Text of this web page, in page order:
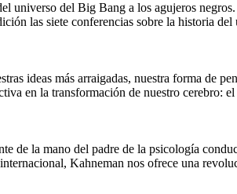
universo del Big Bang a los agujeros
las siete conferencias sobre la historia
ideas más arraigadas, nuestra forma de
en la transformación de nuestro cerebro:
de la mano del padre de la psicología
Kahneman nos ofrece una